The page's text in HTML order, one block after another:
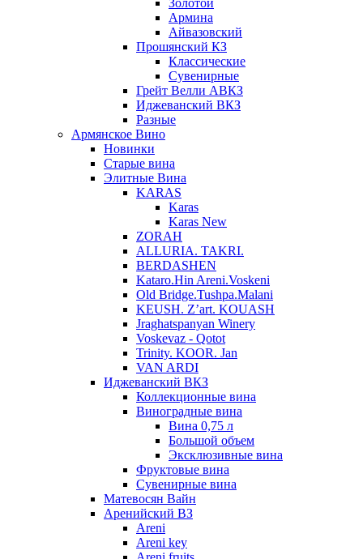
Золотой
Армина
Айвазовский
Прошянский КЗ
Классические
Сувенирные
Грейт Велли АВКЗ
Иджеванский ВКЗ
Разные
Армянское Вино
Новинки
Старые вина
Элитные Вина
KARAS
Karas
Karas New
ZORAH
ALLURIA. TAKRI.
BERDASHEN
Kataro.Hin Areni.Voskeni
Old Bridge.Tushpa.Malani
KEUSH. Z’art. KOUASH
Jraghatspanyan Winery
Voskevaz - Qotot
Trinity. KOOR. Jan
VAN ARDI
Иджеванский ВКЗ
Коллекционные вина
Виноградные вина
Вина 0,75 л
Большой объем
Эксклюзивные вина
Фруктовые вина
Cувенирные вина
Матевосян Вайн
Аренийский ВЗ
Areni
Areni key